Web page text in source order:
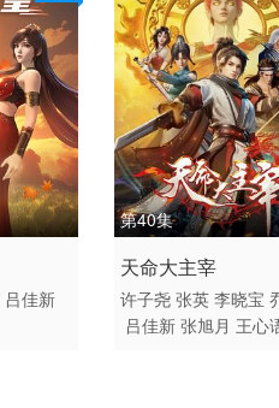
吕佳新
第40集
2025 / 中国大陆 / 汉
通话
喜剧 动作 动画 奇幻
天命大主宰
许子尧 张英 李晓宝
吕佳新 张旭月 王心